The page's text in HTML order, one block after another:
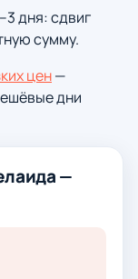
дня: сдвиг
сумму.
цен—
дни
—